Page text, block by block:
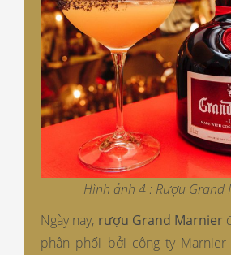
Hình ảnh 4 : Rượu Grand
Ngày nay, rượu Grand Marnier
phân phối bởi công ty Marnier